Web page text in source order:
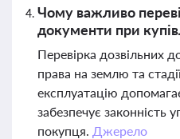
Чому важливо
документи при
Перевірка дозвільних
права на землю та
експлуатацію
забезпечує законність
покупця. Джерело